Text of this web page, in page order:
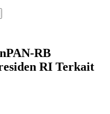
RB
RI Terkait